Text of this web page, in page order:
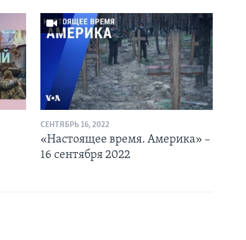
СЕНТЯБРЬ 16, 2022
«Настоящее время. Америка» –
16 сентября 2022